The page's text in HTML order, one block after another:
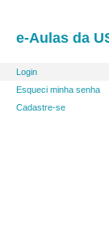
e-Aulas da
Login
Esqueci minha senha
Cadastre-se